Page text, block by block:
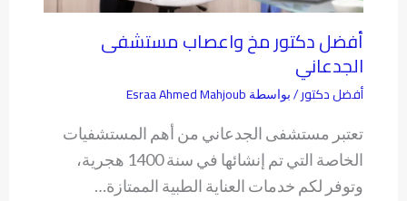
أفضل دكتور مخ واعصاب مستشفى
الجدعاني
أفضل دكتور/ بواسطة Esraa Ahmed Mahjoub
تعتبر مستشفى الجدعاني من أهم المستشفيات
الخاصة التي تم إنشائها في سنة 1400 هجرية،
وتوفر لكم خدمات العناية الطبية الممتازة…